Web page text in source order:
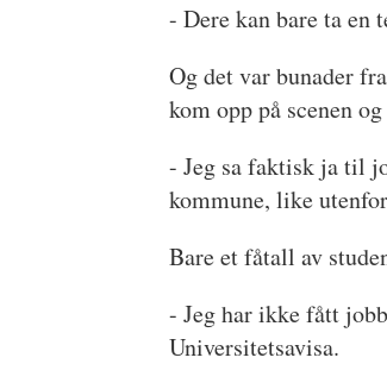
- Dere kan bare ta en
Og det var bunader
kom opp på scenen
- Jeg sa faktisk ja til
kommune, like
Bare et fåtall av
- Jeg har ikke fått
Universitetsavisa.